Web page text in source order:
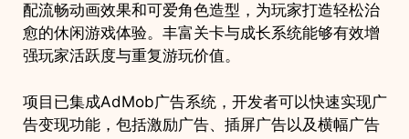
配流畅动画效果和可爱角色造型，为玩家打造轻松治
愈的休闲游戏体验。丰富关卡与成长系统能够有效增
强玩家活跃度与重复游玩价值。
项目已集成AdMob广告系统，开发者可以快速实现广
告变现功能，包括激励广告、插屏广告以及横幅广告